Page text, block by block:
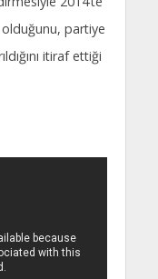
olduğunu, partiye
itiraf ettiği